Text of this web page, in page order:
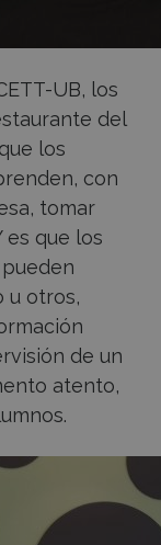
UB, los
del
los
con
tomar
es que los
u otros,
de un
atento,